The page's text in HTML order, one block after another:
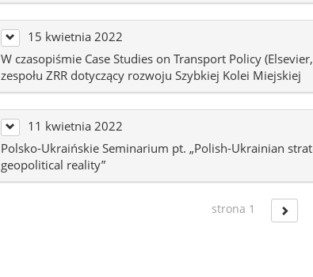
15 kwietnia 2022
W czasopiśmie Case Studies on Transport Policy
zespołu ZRR dotyczący rozwoju Szybkiej Kolei Miejskiej
11 kwietnia 2022
Polsko-Ukraińskie Seminarium pt. „Polish-Ukrainian
geopolitical reality”
strona 1